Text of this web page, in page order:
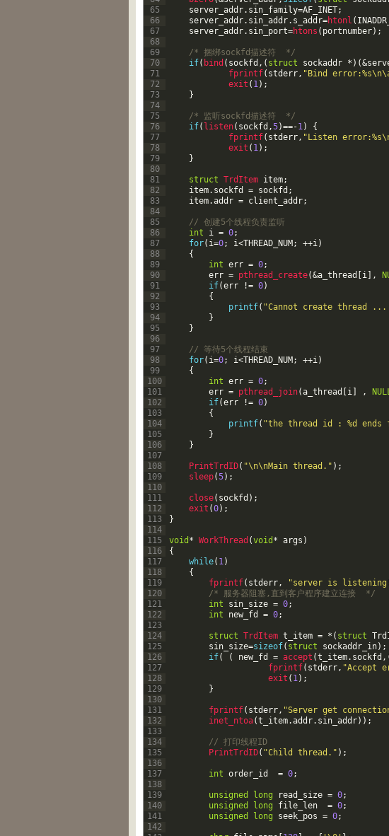
65
66
67
68
69
70
71
72
73
74
75
76
77
78
79
80
81
82
83
84
85
86
87
88
89
90
91
92
93
94
95
96
97
98
99
100
101
102
103
104
105
106
107
108
109
110
111
112
113
114
115
116
117
118
119
120
121
122
123
124
125
126
127
128
129
130
131
132
133
134
135
136
137
138
139
140
141
142
server_addr. sin_family=AF_INET;
server_addr. sin_addr. s_addr=htonl (
server_addr. sin_port=htons ( portnumber) ;
/* 捆绑sockfd描述符  */
if( bind ( sockfd , ( struct sockaddr * ) (&
fprintf( stderr, "Bind
exit ( 1) ;
}
/* 监听sockfd描述符  */
if( listen( sockfd ,5)==-1)
{
fprintf( stderr, "Listen
exit ( 1) ;
}
struct TrdItem item;
item. sockfd = sockfd ;
item.addr = client_addr;
// 创建5个线程负责监听
int
i = 0;
for( i=0; i<THREAD_NUM ; ++i)
{
int err = 0;
err = pthread_create(&a_thread i ,
if(err != 0)
{
printf( "Cannot create thread ...
}
}
// 等待5个线程结束
for( i=0; i<THREAD_NUM ; ++i)
{
int err = 0;
err = pthread_join(a_thread i ,
if(err != 0)
{
printf( "the thread id : %d ends
}
}
PrintTrdID( "\n\nMain thread." ) ;
sleep(5) ;
close( sockfd ) ;
exit (0) ;
}
void * WorkThread (void * args )
{
while( 1)
{
fprintf( stderr, "server is
/* 服务器阻塞,直到客户程序建立连接  */
int
sin_size = 0;
int
new_fd = 0;
struct TrdItem t_item = * ( struct
sin_size=sizeof( struct sockaddr_in) ;
if( ( new_fd = accept (t_item. sockfd ,
fprintf( stderr, "Accept
exit ( 1) ;
}
fprintf( stderr, "Server get
inet_ntoa(t_item.addr. sin_addr) ) ;
// 打印线程ID
PrintTrdID( "Child thread." ) ;
int order_id = 0;
unsigned long read_size = 0;
unsigned
long file_len = 0;
unsigned
long seek_pos = 0;